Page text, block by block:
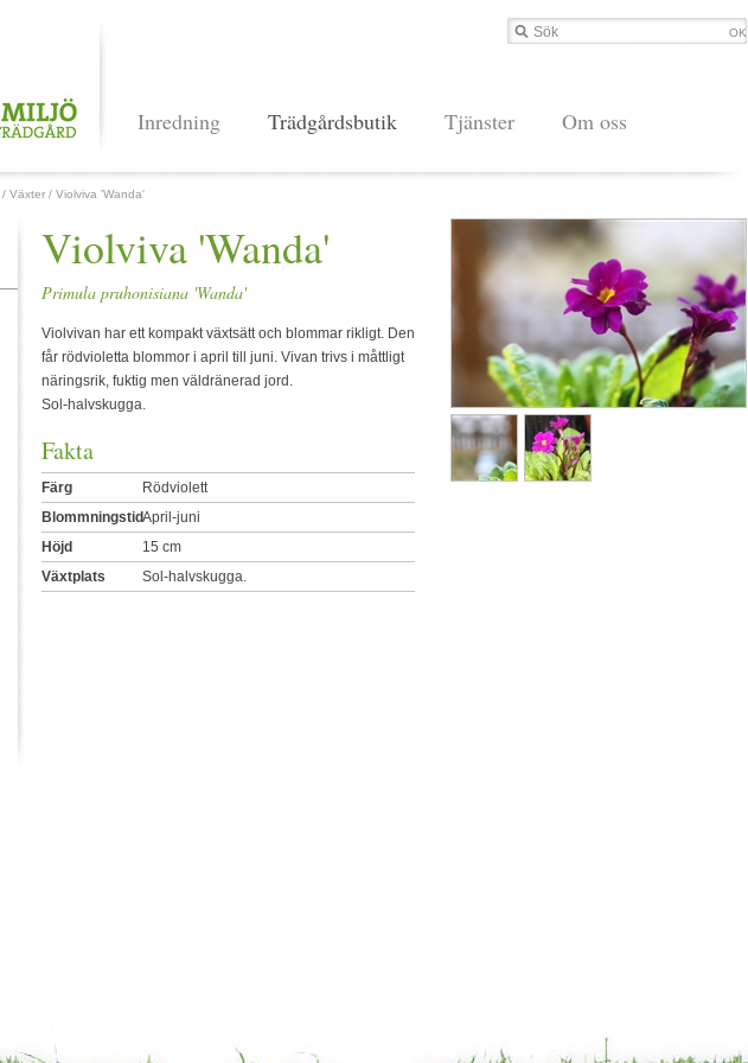
OK
Inredning Trädgårdsbutik Tjänster Om oss
/ Växter / Violviva 'Wanda'
Violviva 'Wanda'
Primula pruhonisiana 'Wanda'
Violvivan har ett kompakt växtsätt och blommar rikligt. Den
får rödvioletta blommor i april till juni. Vivan trivs i måttligt
näringsrik, fuktig men väldränerad jord.
Sol-halvskugga.
Fakta
Färg
Rödviolett
BlommningstidApril-juni
Höjd
15 cm
Växtplats
Sol-halvskugga.